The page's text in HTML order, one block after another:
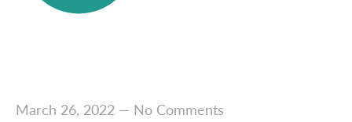
March 26, 2022— No Comments